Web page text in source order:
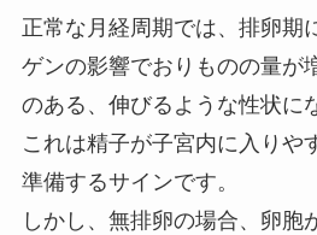
正常な月経周期では、排卵期
ゲンの影響でおりものの量が
のある、伸びるような性状に
これは精子が子宮内に入りや
準備するサインです。
しかし、無排卵の場合、卵胞